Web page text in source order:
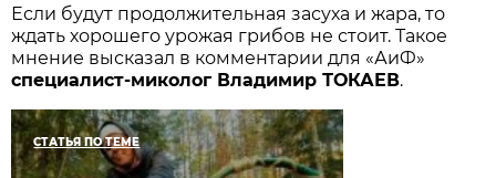
Если будут продолжительная засуха и жара, то
ждать хорошего урожая грибов не стоит. Такое
мнение высказал в комментарии для «АиФ»
специалист-миколог Владимир ТОКАЕВ.
СТАТЬЯ ПО ТЕМЕ